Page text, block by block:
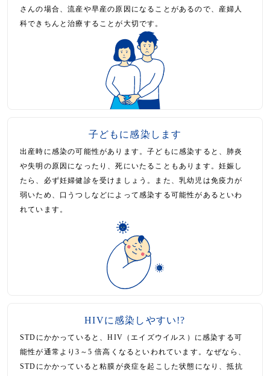
さんの場合、流産や早産の原因になることがあるので、産婦人
科できちんと治療することが大切です。
子どもに感染します
出産時に感染の可能性があります。子どもに感染すると、肺炎
や失明の原因になったり、死にいたることもあります。妊娠し
たら、必ず妊婦健診を受けましょう。また、乳幼児は免疫力が
弱いため、口うつしなどによって感染する可能性があるといわ
れています。
HIVに感染しやすい!?
STDにかかっていると、HIV（エイズウイルス）に感染する可
能性が通常より3～5 倍高くなるといわれています。なぜなら、
STDにかかっていると粘膜が炎症を起こした状態になり、抵抗